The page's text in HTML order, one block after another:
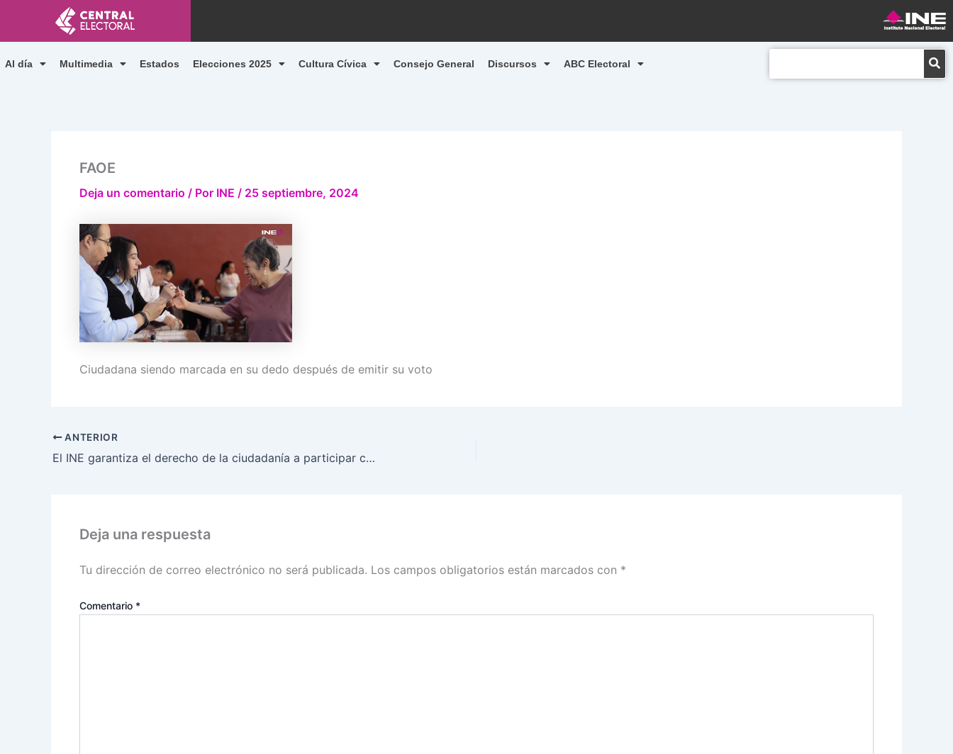
contenido
Al día Multimedia Estados Elecciones 2025 Cultura Cívica Consejo General Discursos ABC Electoral
FAOE
Deja un comentario / Por INE / 25 septiembre, 2024
Ciudadana siendo marcada en su dedo después de emitir su voto
ANTERIOR
El INE garantiza el derecho de la ciudadanía a participar como observadoras y observadores en los procesos electorales
Deja una respuesta
Tu dirección de correo electrónico no será publicada. Los campos obligatorios están marcados con *
Comentario *